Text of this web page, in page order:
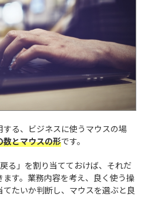
る、ビジネスに使うマウスの場
数とマウスの形です。
る」を割り当てておけば、それだ
す。業務内容を考え、良く使う操
たいか判断し、マウスを選ぶと良